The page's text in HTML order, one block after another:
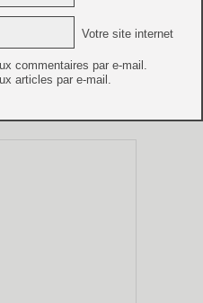
Votre site internet
commentaires par e-mail.
articles par e-mail.